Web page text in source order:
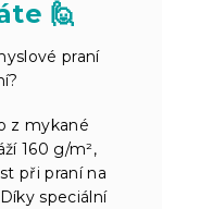
🙋
praní
z mykané
160 g/m²,
při praní na
speciální